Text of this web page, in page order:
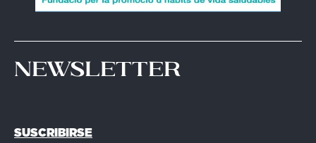
Newsletter
SUSCRIBIRSE